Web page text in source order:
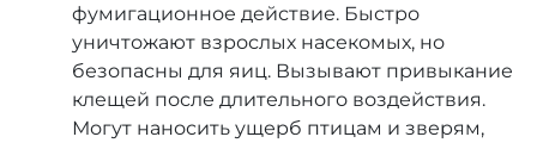
фумигационное действие. Быстро
уничтожают взрослых насекомых, но
безопасны для яиц. Вызывают привыкание
клещей после длительного воздействия.
Могут наносить ущерб птицам и зверям,